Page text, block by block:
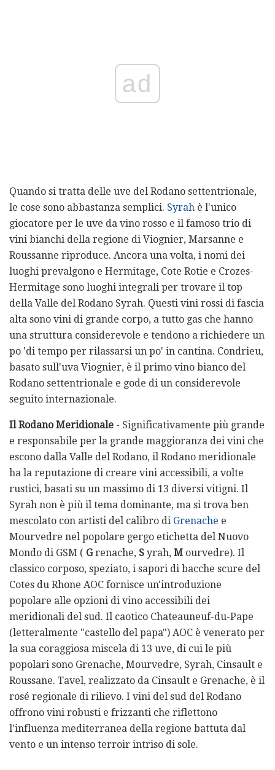
ad
Quando si tratta delle uve del Rodano settentrionale,
le cose sono abbastanza semplici. Syrah è l'unico
giocatore per le uve da vino rosso e il famoso trio di
vini bianchi della regione di Viognier, Marsanne e
Roussanne riproduce. Ancora una volta, i nomi dei
luoghi prevalgono e Hermitage, Cote Rotie e Crozes-
Hermitage sono luoghi integrali per trovare il top
della Valle del Rodano Syrah. Questi vini rossi di fascia
alta sono vini di grande corpo, a tutto gas che hanno
una struttura considerevole e tendono a richiedere un
po 'di tempo per rilassarsi un po' in cantina. Condrieu,
basato sull'uva Viognier, è il primo vino bianco del
Rodano settentrionale e gode di un considerevole
seguito internazionale.
Il Rodano Meridionale - Significativamente più grande
e responsabile per la grande maggioranza dei vini che
escono dalla Valle del Rodano, il Rodano meridionale
ha la reputazione di creare vini accessibili, a volte
rustici, basati su un massimo di 13 diversi vitigni. Il
Syrah non è più il tema dominante, ma si trova ben
mescolato con artisti del calibro di Grenache e
Mourvedre nel popolare gergo etichetta del Nuovo
Mondo di GSM ( Grenache, S yrah, M ourvedre). Il
classico corposo, speziato, i sapori di bacche scure del
Cotes du Rhone AOC fornisce un'introduzione
popolare alle opzioni di vino accessibili dei
meridionali del sud. Il caotico Chateauneuf-du-Pape
(letteralmente "castello del papa") AOC è venerato per
la sua coraggiosa miscela di 13 uve, di cui le più
popolari sono Grenache, Mourvedre, Syrah, Cinsault e
Roussane. Tavel, realizzato da Cinsault e Grenache, è il
rosé regionale di rilievo. I vini del sud del Rodano
offrono vini robusti e frizzanti che riflettono
l'influenza mediterranea della regione battuta dal
vento e un intenso terroir intriso di sole.